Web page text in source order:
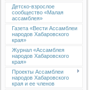
Детско-взрослое
сообщество «Малая
ассамблея»
Газета «Вести Ассамблеи
народов Хабаровского
края»
Журнал «Ассамблея
народов Хабаровского
края»
Проекты Ассамблеи
народов Хабаровского
края и ее членов